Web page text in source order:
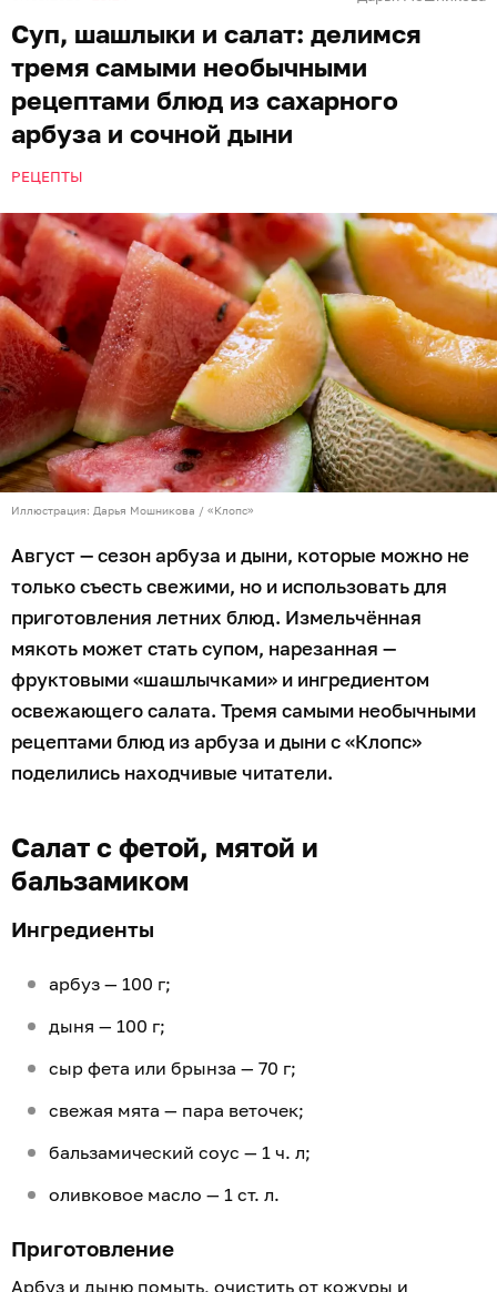
Суп, шашлыки и салат: делимся
тремя самыми необычными
рецептами блюд из сахарного
арбуза и сочной дыни
РЕЦЕПТЫ
Иллюстрация: Дарья Мошникова / «Клопс»
Август — сезон арбуза и дыни, которые можно не
только съесть свежими, но и использовать для
приготовления летних блюд. Измельчённая
мякоть может стать супом, нарезанная —
фруктовыми «шашлычками» и ингредиентом
освежающего салата. Тремя самыми необычными
рецептами блюд из арбуза и дыни с «Клопс»
поделились находчивые читатели.
Салат с фетой, мятой и
бальзамиком
Ингредиенты
арбуз — 100 г;
дыня — 100 г;
сыр фета или брынза — 70 г;
свежая мята — пара веточек;
бальзамический соус — 1 ч. л;
оливковое масло — 1 ст. л.
Приготовление
Арбуз и дыню помыть, очистить от кожуры и